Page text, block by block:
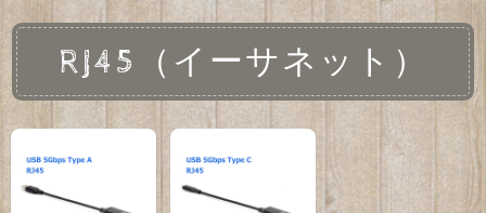
RJ45（イーサネット）